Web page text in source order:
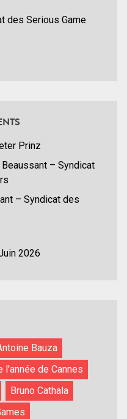
des Serious Game
Prinz
– Syndicat
– Syndicat des
2026
Bauza
l'année de Cannes
Bruno Cathala